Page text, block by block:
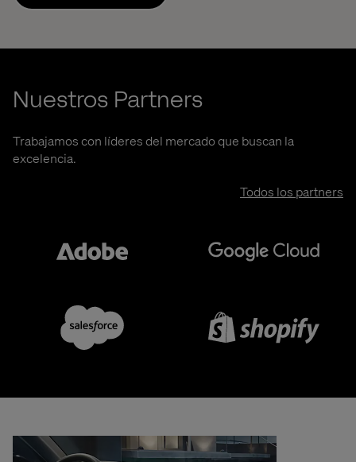
Nuestros Partners
Trabajamos con líderes del mercado que buscan la
excelencia.
Todos los partners
Adobe Google
Salesforce Shopify